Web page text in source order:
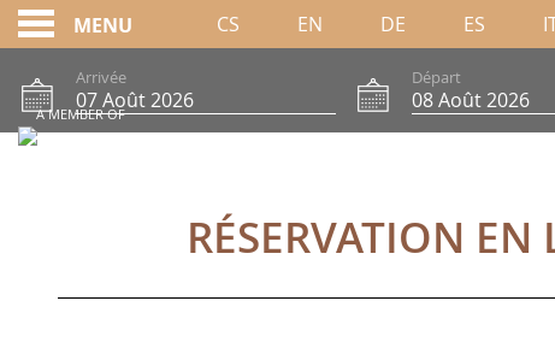
RÉSERVATION EN
A MEMBER OF
MENU CS EN DE ES
Arrivée Départ
RÉSERVATION EN